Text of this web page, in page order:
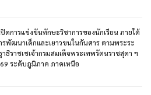
ปิดการแข่งขันทักษะวิชาการของนักเรียน ภายใต้
รพัฒนาเด็กและเยาวขนในกันศาร ตามพระระ
ธิราชเชเจ้ากรมสมเด็จพระเทพรัตนราชสุดา ฯ
ระดับภูมิภาค ภาคเหนือ